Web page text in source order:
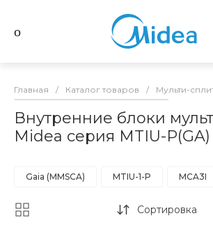
Главная / Каталог товаров / Мульти-
Внутренние блоки
Midea серия MTIU-P(GA)
Gaia (MMSCA) MTIU-1-P MCA3I
Сортировка